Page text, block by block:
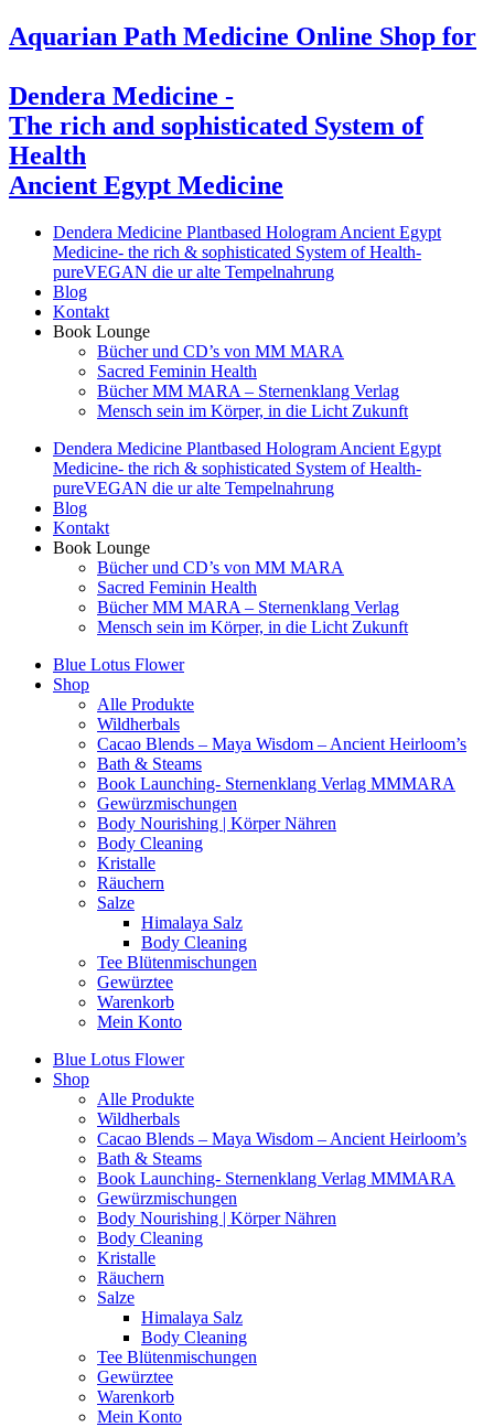
Aquarian Path Medicine Online Shop for
Dendera Medicine -
The rich and sophisticated System of
Health
Ancient Egypt Medicine
Dendera Medicine Plantbased Hologram Ancient Egypt
Medicine- the rich & sophisticated System of Health-
pureVEGAN die ur alte Tempelnahrung
Blog
Kontakt
Book Lounge
Bücher und CD’s von MM MARA
Sacred Feminin Health
Bücher MM MARA – Sternenklang Verlag
Mensch sein im Körper, in die Licht Zukunft
Dendera Medicine Plantbased Hologram Ancient Egypt
Medicine- the rich & sophisticated System of Health-
pureVEGAN die ur alte Tempelnahrung
Blog
Kontakt
Book Lounge
Bücher und CD’s von MM MARA
Sacred Feminin Health
Bücher MM MARA – Sternenklang Verlag
Mensch sein im Körper, in die Licht Zukunft
Blue Lotus Flower
Shop
Alle Produkte
Wildherbals
Cacao Blends – Maya Wisdom – Ancient Heirloom’s
Bath & Steams
Book Launching- Sternenklang Verlag MMMARA
Gewürzmischungen
Body Nourishing | Körper Nähren
Body Cleaning
Kristalle
Räuchern
Salze
Himalaya Salz
Body Cleaning
Tee Blütenmischungen
Gewürztee
Warenkorb
Mein Konto
Blue Lotus Flower
Shop
Alle Produkte
Wildherbals
Cacao Blends – Maya Wisdom – Ancient Heirloom’s
Bath & Steams
Book Launching- Sternenklang Verlag MMMARA
Gewürzmischungen
Body Nourishing | Körper Nähren
Body Cleaning
Kristalle
Räuchern
Salze
Himalaya Salz
Body Cleaning
Tee Blütenmischungen
Gewürztee
Warenkorb
Mein Konto